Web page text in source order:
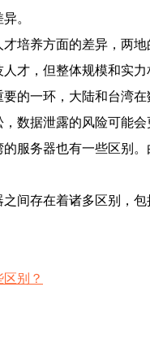
。
培养方面的差异，两
才，但整体规模和实
的一环，大陆和台湾
数据泄露的风险可能
服务器也有一些区别
间存在着诸多区别，
别？